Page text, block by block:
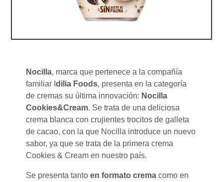
Nocilla, marca que pertenece a la compañía
familiar Idilia Foods, presenta en la categoría
de cremas su última innovación: Nocilla
Cookies&Cream. Se trata de una deliciosa
crema blanca con crujientes trocitos de galleta
de cacao, con la que Nocilla introduce un nuevo
sabor, ya que se trata de la primera crema
Cookies & Cream en nuestro país.
Se presenta tantoen formato cremacomo en